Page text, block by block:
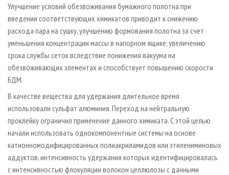
Улучшение условий обезвоживания бумажного полотна при
введении соответствующих химикатов приводит к снижению
расхода пара на сушку, улучшению формования полотна за счет
уменьшения концентрации массы в напорном ящике, увеличению
срока службы сеток вследствие понижения вакуума на
обезвоживающих элементах и способствует повышению скорости
БДМ.
В качестве вещества для удержания длительное время
использовали сульфат алюминия. Переход на нейтральную
проклейку ограничил применение данного химиката. С этой целью
начали использовать однокомпонентные системы на основе
катионномодифицированных полиакриламидов или этилениминовых
аддуктов, интенсивность удержания которых идентифицировалась
с интенсивностью флокуляции волокон целлюлозы с данными